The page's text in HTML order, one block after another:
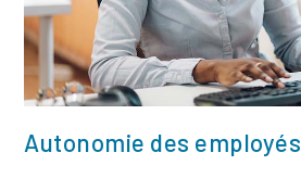
Autonomie des employés